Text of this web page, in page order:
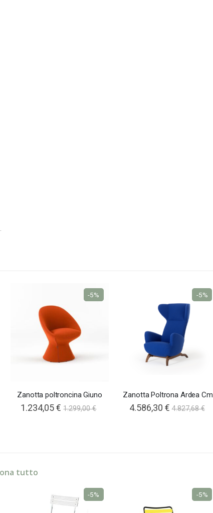
Zanotta poltroncina Giuno
1.234,05 € 1.299,00 €
-5%
Zanotta Poltrona Ardea Cm
4.586,30 € 4.827,68 €
-5%
tutto
-5% -5%